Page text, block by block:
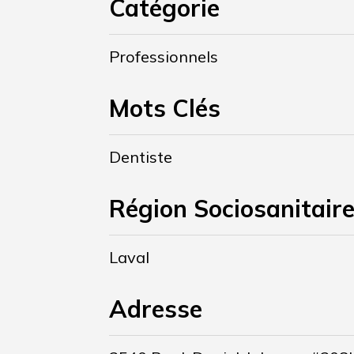
Catégorie
Professionnels
Mots Clés
Dentiste
Région Sociosanitaire
Laval
Adresse